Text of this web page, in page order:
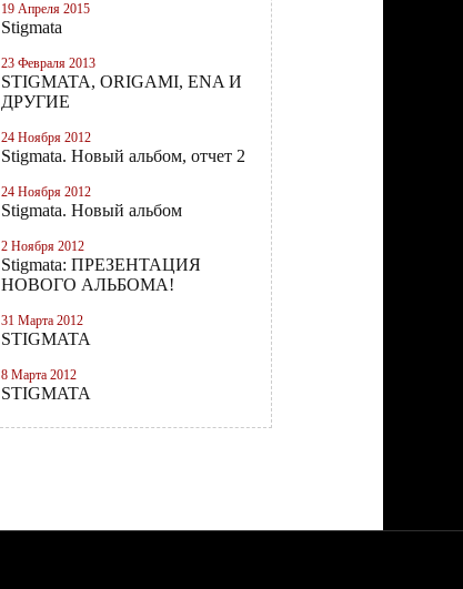
19 Апреля 2015
Stigmata
23 Февраля 2013
STIGMATA, ORIGAMI, ENA И
ДРУГИЕ
24 Ноября 2012
Stigmata. Новый альбом, отчет 2
24 Ноября 2012
Stigmata. Новый альбом
2 Ноября 2012
Stigmata: ПРЕЗЕНТАЦИЯ
НОВОГО АЛЬБОМА!
31 Марта 2012
STIGMATA
8 Марта 2012
STIGMATA